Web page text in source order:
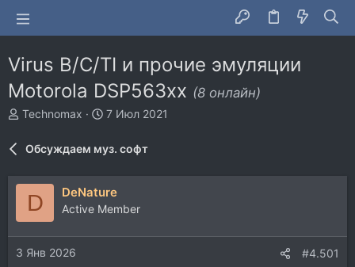
Virus B/C/TI и прочие эмуляции
Motorola DSP563xx (8 онлайн)
А
т
р
т
Technomax
Д
а
н
а
ч
7 Июл 2021
Обсуждаем муз. софт
D DeNature
Active Member
3 Янв 2026 #4.501